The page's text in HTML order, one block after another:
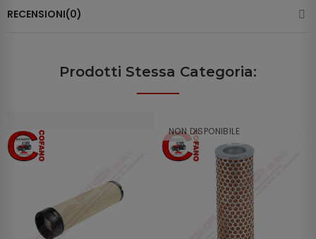
RECENSIONI(0)
Prodotti Stessa Categoria:
NON DISPONIBILE